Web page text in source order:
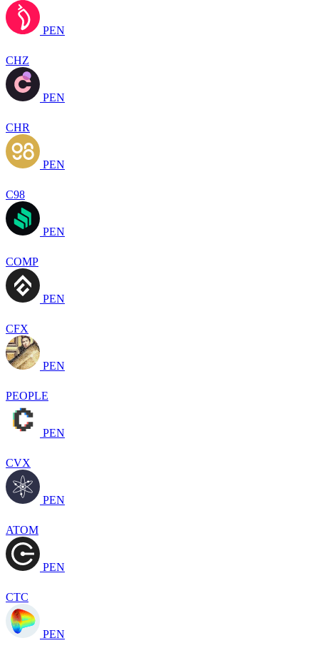
PEN
CHZ
PEN
CHR
PEN
C98
PEN
COMP
PEN
CFX
PEN
PEOPLE
PEN
CVX
PEN
ATOM
PEN
CTC
PEN